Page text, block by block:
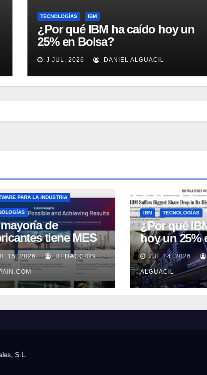
TECNOLOGÍAS IBM
¿Por qué IBM ha caído hoy un
25% en Bolsa?
J JUL, 2026 DANIEL ALGUACIL
PARA LA INDUSTRIA
de
tiene MES
no lo usa
según
Automation
15, 2026 REDACCIÓN
IBM TECNOLOGÍAS
¿Por qué
hoy un 25%
JUL 14, 2026
ALGUACIL
S.L.